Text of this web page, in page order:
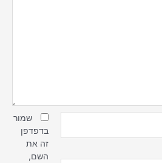
שמור
בדפדפן
זה את
השם,